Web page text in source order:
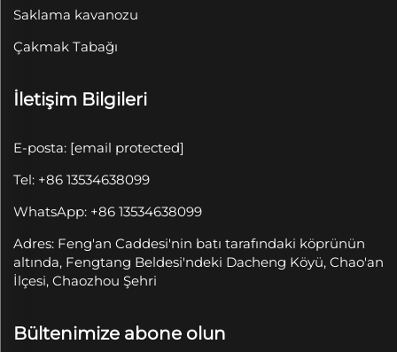
Saklama kavanozu
Çakmak Tabağı
İletişim Bilgileri
E-posta: [email protected]
Tel: +86 13534638099
WhatsApp: +86 13534638099
Adres: Feng'an Caddesi'nin batı tarafındaki köprünün
altında, Fengtang Beldesi'ndeki Dacheng Köyü, Chao'an
İlçesi, Chaozhou Şehri
Bültenimize abone olun